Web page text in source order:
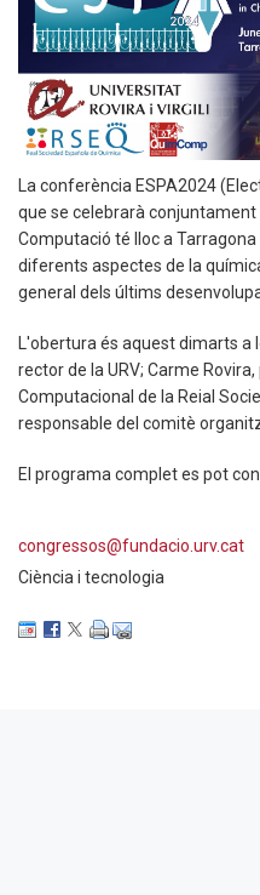
La conferència ESPA2024
que se celebrarà conjuntament
Computació té lloc a
diferents aspectes de la
general dels últims
L'obertura és aquest dimarts
rector de la URV; Carme
Computacional de la Reial
responsable del comitè
El programa complet es pot
congressos@fundacio.urv.cat
Ciència i tecnologia